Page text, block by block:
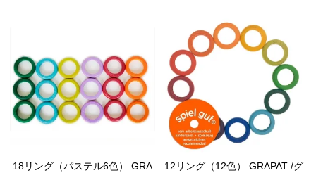
18リング（パステル6色） GRA
12リング（12色） GRAPAT /グ